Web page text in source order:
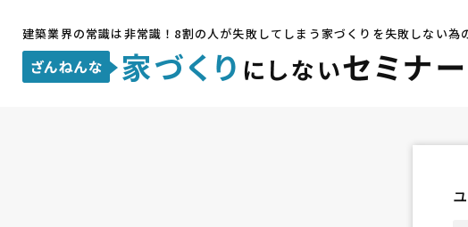
建築業界の常識は非常識！ 8割の人が失敗してしまう家づくりを失敗しない為